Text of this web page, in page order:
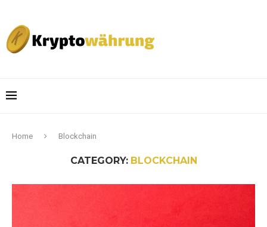
Home Blockchain
CATEGORY: BLOCKCHAIN